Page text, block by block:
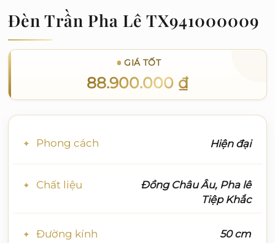
Đèn Trần Pha Lê TX941000009
GIÁ TỐT
88.900.000 ₫
Phong cách Hiện đại
Chất liệu
Đồng Châu Âu, Pha lê
Tiệp Khắc
Đường kính 50 cm